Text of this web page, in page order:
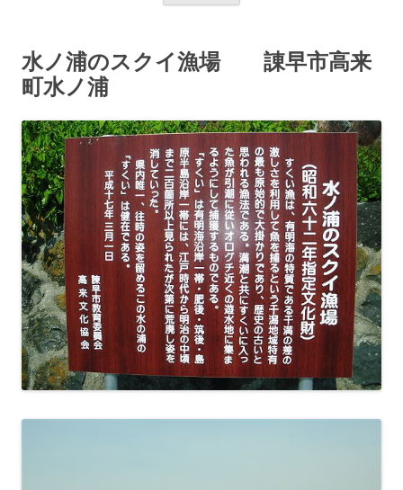
水ノ浦のスクイ漁場 諌早市高来
町水ノ浦